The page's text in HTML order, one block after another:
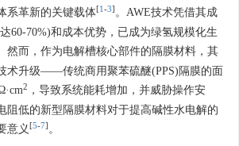
系革新的关键载体[1 -3] 。AWE技术凭借其成
60-70%)和成本优势，已成为绿氢规模化生
然而，作为电解槽核心部件的隔膜材料，其
术升级——传统商用聚苯硫醚(PPS)隔膜的面
2
，导致系统能耗增加，并威胁操作安
阻低的新型隔膜材料对于提高碱性水电解的
意义 [5-7] 。